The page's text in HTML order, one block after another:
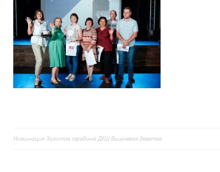
Навигация
Номинация Золотая середина ДХШ Вишневая девятка